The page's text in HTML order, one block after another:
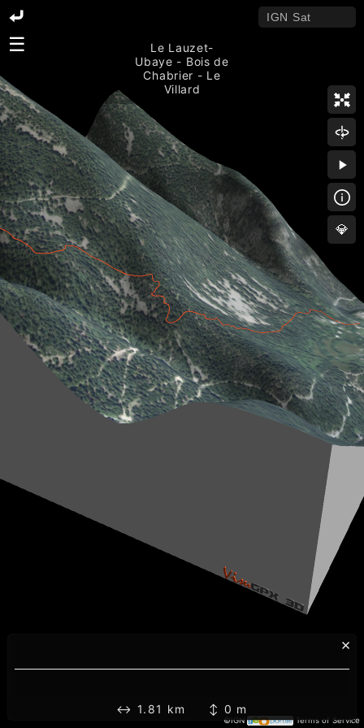
©IGN Terms of Service
☰
💎
×
↔ 1.81 km ↕ 0 m
Le Lauzet-
Ubaye - Bois de
Chabrier - Le
Villard